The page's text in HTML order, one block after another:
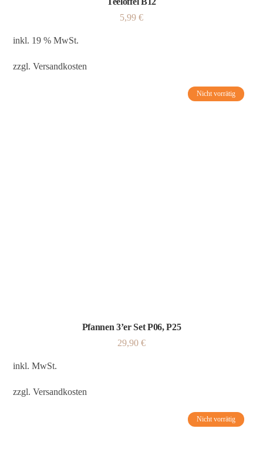
5,99 €
inkl. 19 % MwSt.
zzgl.Versandkosten
Nicht vorrätig
Pfannen 3’er Set P06, P25
29,90 €
inkl. MwSt.
zzgl.Versandkosten
Nicht vorrätig